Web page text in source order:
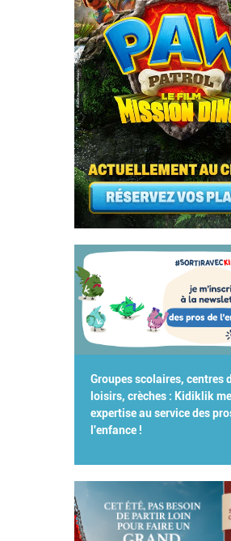
Groupes scolaires, centres
loisirs, crèches : Kidiklik
expertise au service des
l'enfance !